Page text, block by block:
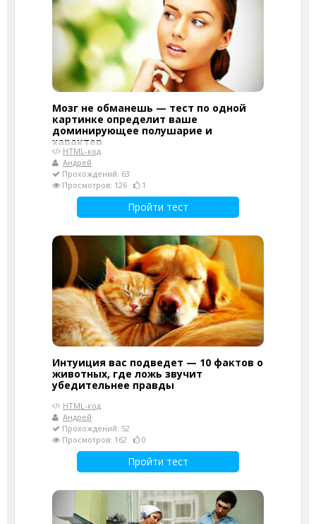
Мозг не обманешь — тест по одной
картинке определит ваше
доминирующее полушарие и
характер
HTML-код
Андрей
Прохождений: 63
Просмотров: 126
1
Пройти тест
Интуиция вас подведет — 10 фактов о
животных, где ложь звучит
убедительнее правды
HTML-код
Андрей
Прохождений: 52
Просмотров: 162
0
Пройти тест